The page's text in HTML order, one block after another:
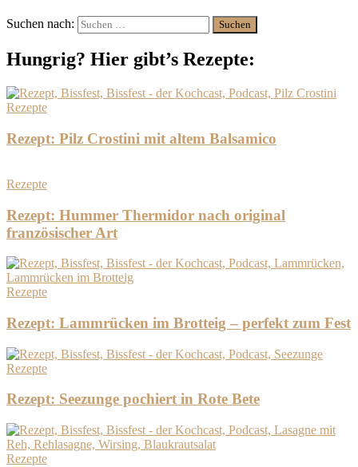
Suchen nach:
Hungrig? Hier gibt’s Rezepte:
Rezepte
Rezept: Pilz Crostini mit altem Balsamico
Rezepte
Rezept: Hummer Thermidor nach original
französischer Art
Rezepte
Rezept: Lammrücken im Brotteig – perfekt zum Fest
Rezepte
Rezept: Seezunge pochiert in Rote Bete
Rezepte